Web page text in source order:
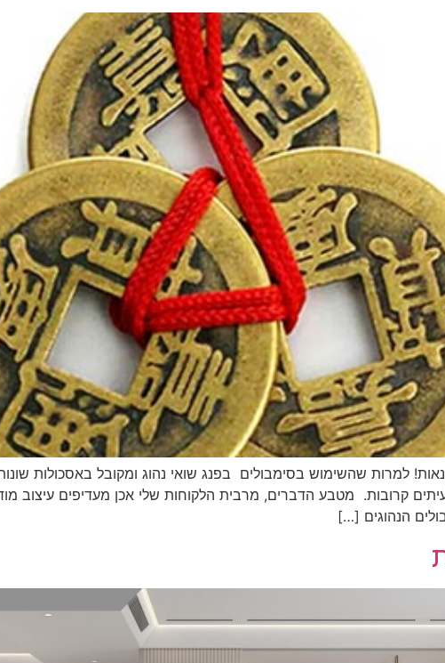
נאות! למרות שהשימוש בסימבולים בפנג שואי נהוג ומקובל באסכולות
קרובות. מטבע הדברים, מרבית הלקוחות שלי אכן מעדיפים עיצוב
הנהוגים […]